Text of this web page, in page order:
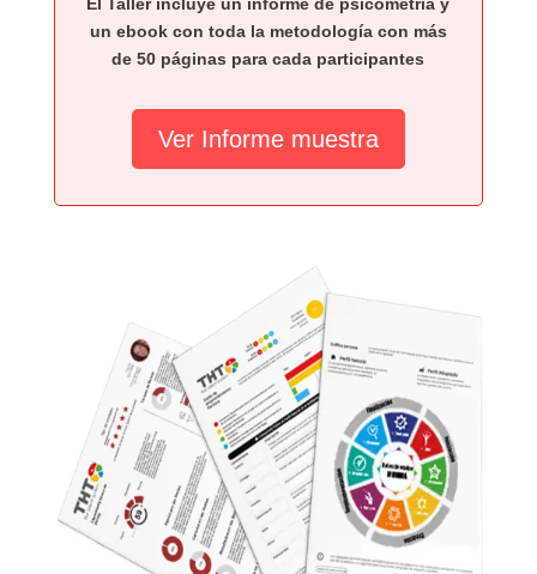
un ebook con toda la metodología con más
de 50 páginas para cada participantes
Ver Informe muestra